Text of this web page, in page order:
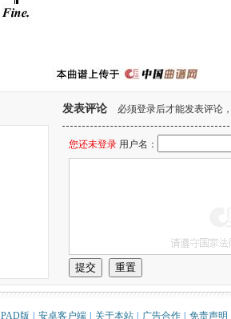
发表评论 必须登录后才能发表评论，
您还未登录 用户名：
PAD版 安卓客户端 关于本站 广告合作 免责声明